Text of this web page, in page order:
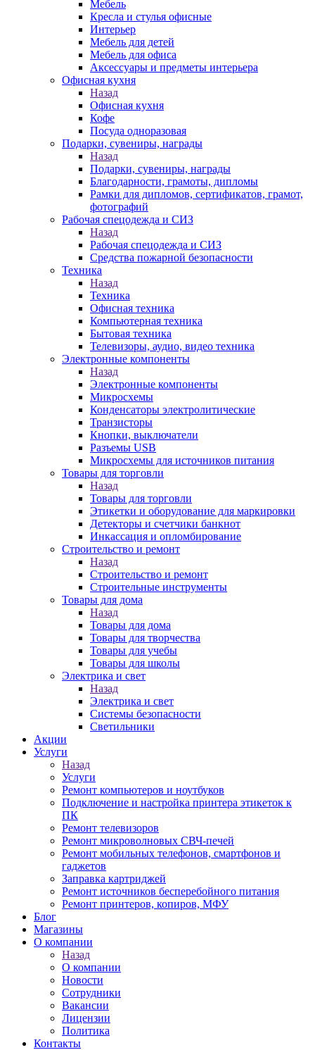
Мебель
Кресла и стулья офисные
Интерьер
Мебель для детей
Мебель для офиса
Аксессуары и предметы интерьера
Офисная кухня
Назад
Офисная кухня
Кофе
Посуда одноразовая
Подарки, сувениры, награды
Назад
Подарки, сувениры, награды
Благодарности, грамоты, дипломы
Рамки для дипломов, сертификатов, грамот,
фотографий
Рабочая спецодежда и СИЗ
Назад
Рабочая спецодежда и СИЗ
Средства пожарной безопасности
Техника
Назад
Техника
Офисная техника
Компьютерная техника
Бытовая техника
Телевизоры, аудио, видео техника
Электронные компоненты
Назад
Электронные компоненты
Микросхемы
Конденсаторы электролитические
Транзисторы
Кнопки, выключатели
Разъемы USB
Микросхемы для источников питания
Товары для торговли
Назад
Товары для торговли
Этикетки и оборудование для маркировки
Детекторы и счетчики банкнот
Инкассация и опломбирование
Строительство и ремонт
Назад
Строительство и ремонт
Строительные инструменты
Товары для дома
Назад
Товары для дома
Товары для творчества
Товары для учебы
Товары для школы
Электрика и свет
Назад
Электрика и свет
Системы безопасности
Светильники
Акции
Услуги
Назад
Услуги
Ремонт компьютеров и ноутбуков
Подключение и настройка принтера этикеток к
ПК
Ремонт телевизоров
Ремонт микроволновых СВЧ-печей
Ремонт мобильных телефонов, смартфонов и
гаджетов
Заправка картриджей
Ремонт источников бесперебойного питания
Ремонт принтеров, копиров, МФУ
Блог
Магазины
О компании
Назад
О компании
Новости
Сотрудники
Вакансии
Лицензии
Политика
Контакты